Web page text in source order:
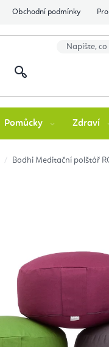
Obchodní podmínky
Pomůcky Zdraví
Bodhi Meditační polštář